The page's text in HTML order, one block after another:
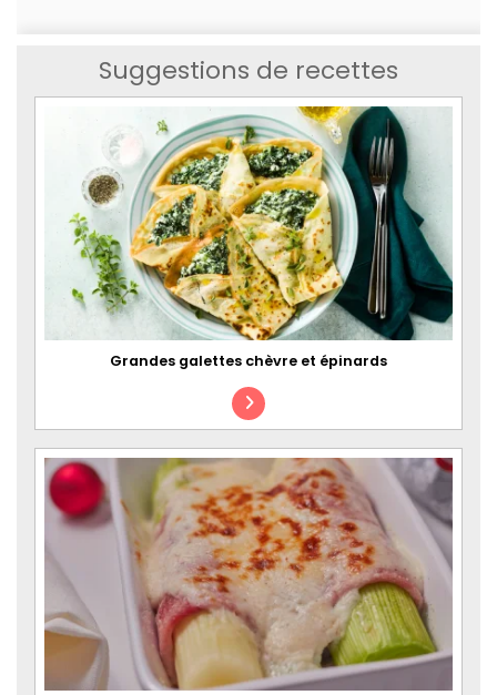
Suggestions de recettes
Grandes galettes chèvre et épinards